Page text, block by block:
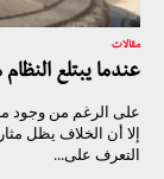
مقالات
عندما يبتلع
على الرغم من وجود
إلا أن الخلاف يظل
التعرف على...